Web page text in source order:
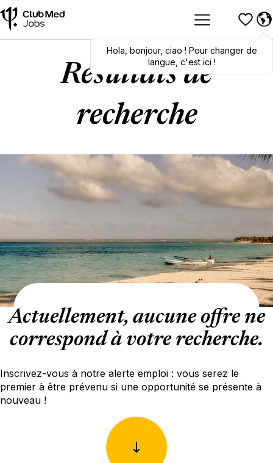
Hola,bonjour,ciao! To switch
languages, click here!
Hola bonjour, ciao ! Pour changer de
langue, c'est ici !
Résultats de
recherche
Actuellement, aucune offre ne
correspond à votre recherche.
Inscrivez-vous à notre alerte emploi : vous serez le
premier à être prévenu si une opportunité se présente à
nouveau !